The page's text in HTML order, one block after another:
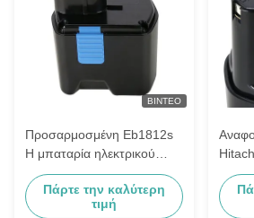
ΒΊΝΤΕΟ
Προσαρμοσμένη Eb1812s
Η μπαταρία ηλεκτρικού
εργαλείου Hitachi 18V Ni-
MH 3.0ah
Πάρτε την καλύτερη
τιμή
Eb